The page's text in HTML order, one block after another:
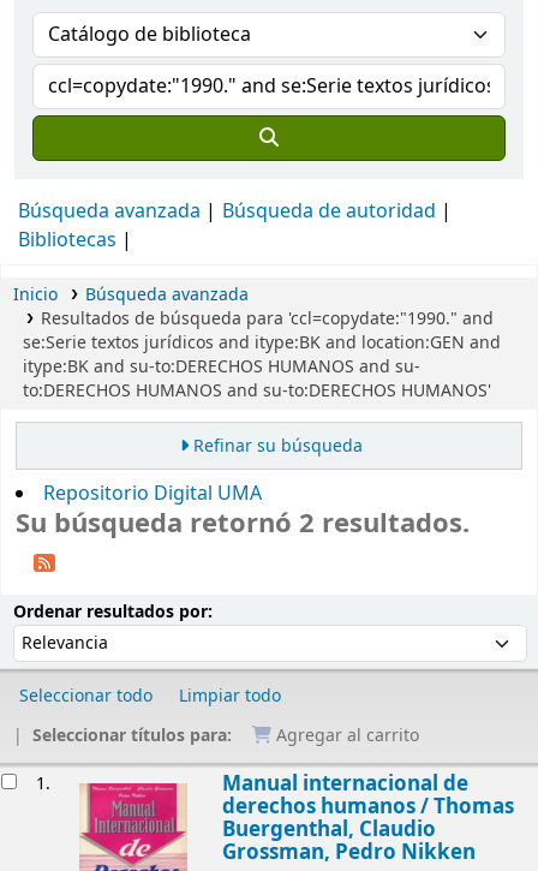
Búsqueda avanzada
Búsqueda de autoridad
Bibliotecas
Inicio
Búsqueda avanzada
Resultados de búsqueda para 'ccl=copydate:"1990." and
se:Serie textos jurídicos and itype:BK and location:GEN and
itype:BK and su-to:DERECHOS HUMANOS and su-
to:DERECHOS HUMANOS and su-to:DERECHOS HUMANOS'
Refinar su búsqueda
Repositorio Digital UMA
Su búsqueda retornó 2 resultados.
Ordenar resultados por:
Seleccionar todo
Limpiar todo
Seleccionar títulos para:
Agregar al carrito
1. Manual internacional de
derechos humanos /Thomas
Buergenthal, Claudio
Grossman, Pedro Nikken